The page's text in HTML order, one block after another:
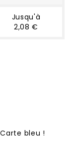
Jusqu'à
2,08 €
bleu !